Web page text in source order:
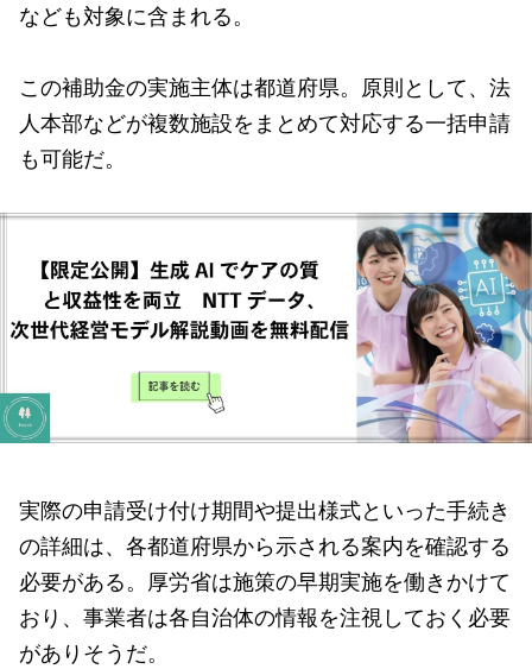
なども対象に含まれる。
この補助金の実施主体は都道府県。原則として、法
人本部などが複数施設をまとめて対応する一括申請
も可能だ。
実際の申請受け付け期間や提出様式といった手続き
の詳細は、各都道府県から示される案内を確認する
必要がある。厚労省は施策の早期実施を働きかけて
おり、事業者は各自治体の情報を注視しておく必要
がありそうだ。